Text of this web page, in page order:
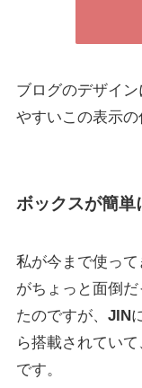
ブログのデザイ
やすいこの表示の
ボックスが簡単
私が今まで使っ
がちょっと面倒
たのですが、 JIN
ら搭載されてい
です。